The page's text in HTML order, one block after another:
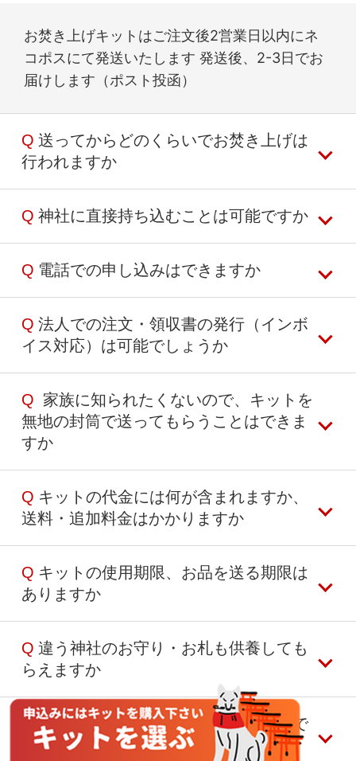
お焚き上げキットはご注文後2営業日以内にネ
コポスにて発送いたします 発送後、2-3日でお
届けします（ポスト投函）
Q 送ってからどのくらいでお焚き上げは
行われますか
お焚き上げは1.5ヶ月に1回ペースで実施してお
ります
実施日は天候・神社行事との兼ね合いにより直
Q 神社に直接持ち込むことは可能ですか
持ち込みでのご依頼はお受けしておりません
お焚き上げキットをご注文の上、お品をお送り
ください
着払いにて返送いたしますのでご了承ください
Q 電話での申し込みはできますか
お電話での申し込みも承っております
お支払い方法は「銀行振込」のみとなります
クレジット、コンビニ払い等をご希望の方は当
サイトよりキットをご注文ください
以下の番号までお問合せください
受付時間：平日11:00-18:00（土日祝休み）
Q 法人での注文・領収書の発行（インボ
イス対応）は可能でしょうか
法人様のご依頼も承っておりますので、当サイ
トよりお焚き上げキットをご注文ください
領収書の発行（インボイス対応）も行なってお
りますので、ご希望の場合は、キットのご購入
手続き完了後、お問い合わせフォームより「領
収書発行」希望の旨をお送りください 宛名変更
請求書払いをご希望の場合：
お問い合わせフォームからご連絡ください
Q
無地の封筒で送ってもらうことはできま
すか
はい、キットのご購入手続き完了後、お問合せ
フォームよりご注文番号を入力の上、「普通封
筒でのキット送付希望」とお送りください
お焚き上げに関わる表記を含まない封筒にてお
届けいたします
Q キットの代金には何が含まれますか、
送料・追加料金はかかりますか
キットの代金には、供養・お焚き上げ代、その
他オプション料金（証明書の発行・郵送代、特
別祈祷代など）が全て含まれております
弊社からキットをお送りする際の送料、お品を
お送りいただく際の送料は当社が負担いたしま
すのでお支払いいただく必要はございません
注文後に追加でお支払いが発生することはござ
いませんのでご安心ください
Q キットの使用期限、お品を送る期限は
ありますか
キットに使用期限はございませんので、お好き
なタイミングでお品をお送りください
終活のお片づけで、ご存命のうちは手元に置
き、いざという時に送るようご家族や知人にご
依頼されている方もいらっしゃいます
Q 違う神社のお守り・お札も供養しても
らえますか
はい、祐徳稲荷神社以外のお守り・お札もお引
き受け・供養いたします
Q 心霊写真や曰くつきの物でも大丈夫で
すか